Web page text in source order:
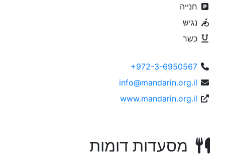
חנייה
נגיש
כשר
+972-3-6950567
info@mandarin.org.il
www.mandarin.org.il
מסעדות דומות